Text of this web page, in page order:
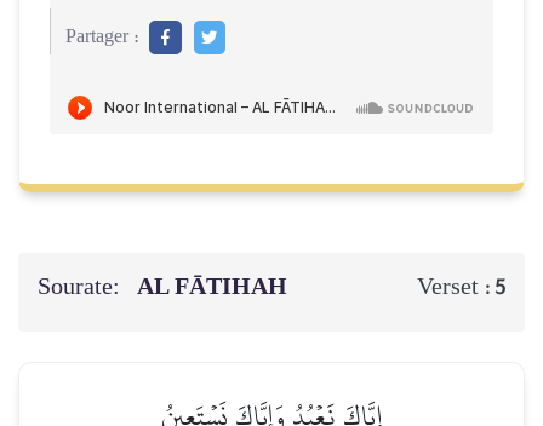
Partager :
Sourate: AL FĀTIHAH Verset :5